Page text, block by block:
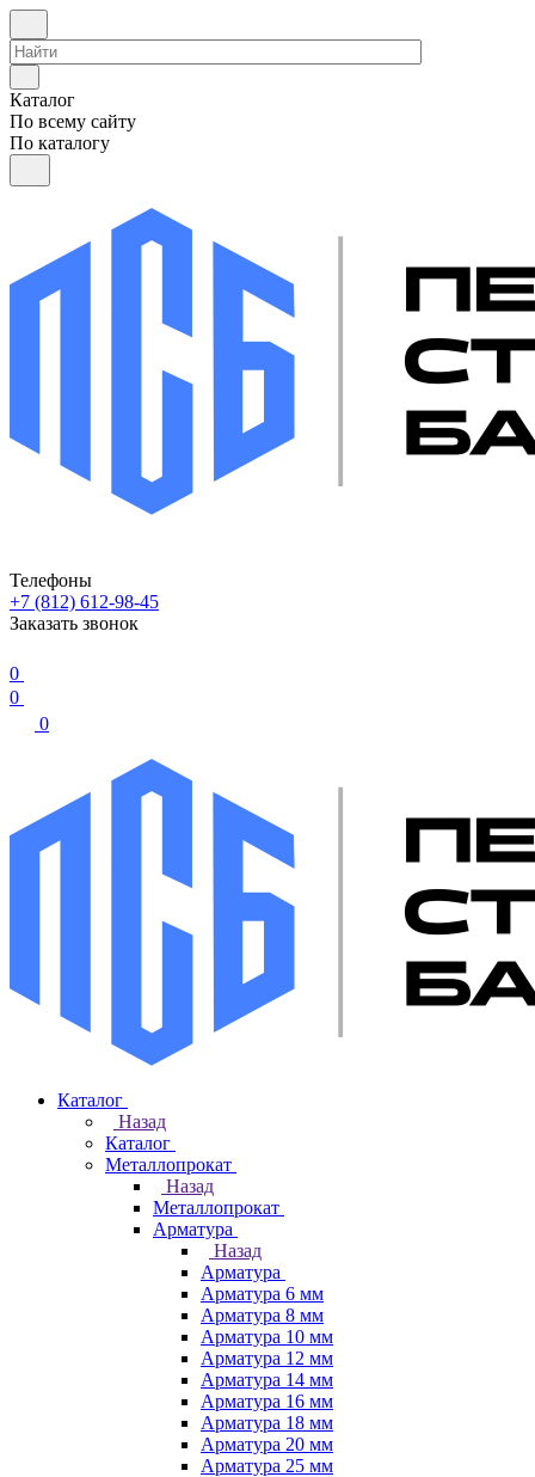
Каталог
По всему сайту
По каталогу
Телефоны
+7 (812) 612-98-45
Заказать звонок
0
0
0
Каталог
Назад
Каталог
Металлопрокат
Назад
Металлопрокат
Арматура
Назад
Арматура
Арматура 6 мм
Арматура 8 мм
Арматура 10 мм
Арматура 12 мм
Арматура 14 мм
Арматура 16 мм
Арматура 18 мм
Арматура 20 мм
Арматура 25 мм